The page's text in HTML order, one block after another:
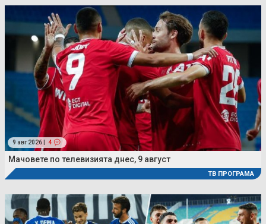
9 авг 2026 | 4
Мачовете по телевизията днес, 9 август
ТВ ПРОГРАМА